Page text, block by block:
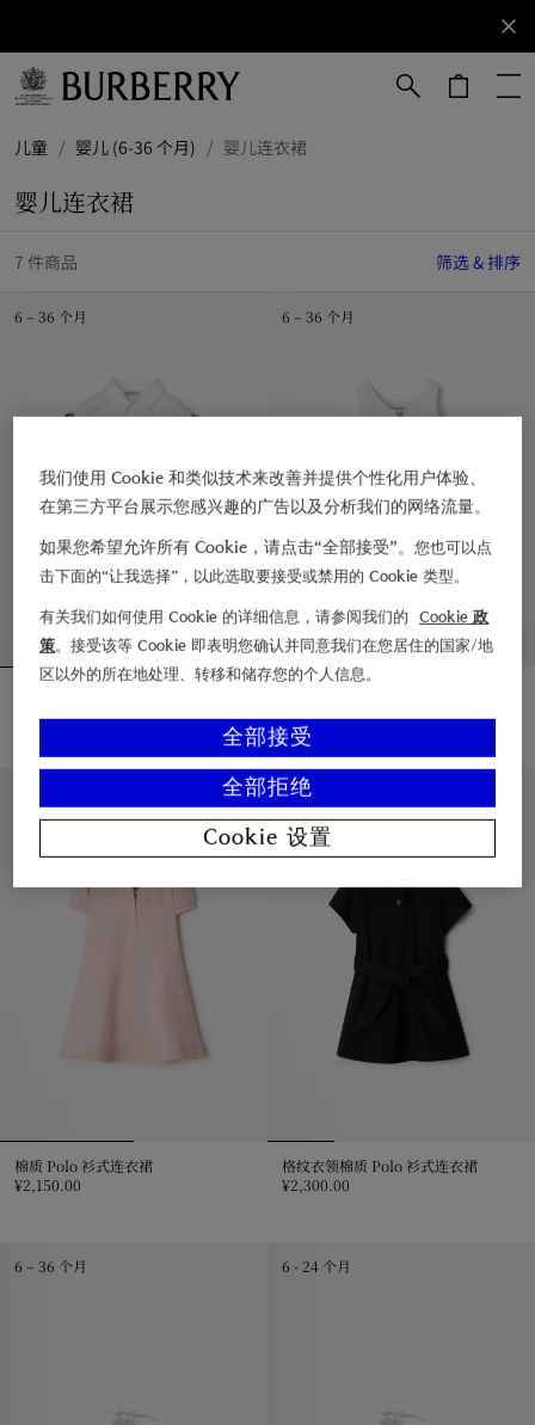
订阅获取
Burberry
品牌资
儿童 / 婴儿 (6-36 个月) / 婴儿连衣裙
婴儿连衣裙
7 件商品 筛选 & 排序
6 – 36 个月
格纹装饰棉质衬衫式连衣裙, ¥2,900.00
6 – 36 个月
格纹装饰棉质连衣裙, ¥2,650.00
棉质 Polo 衫式连衣裙
¥2,150.00
6 - 24 个月
格纹衣领棉质 Polo 衫式连衣裙
¥2,300.00
6 – 36 个月 6 - 24 个月
我们使用 Cookie 和类似技术来改善并提供个性化用户体验、
在第三方平台展示您感兴趣的广告以及分析我们的网络流量。
如果您希望允许所有 Cookie，请点击“全部接受”。您也可以点
击下面的“让我选择”，以此选取要接受或禁用的 Cookie 类型。
有关我们如何使用 Cookie 的详细信息，请参阅我们的 Cookie 政
策。接受该等 Cookie 即表明您确认并同意我们在您居住的国家/地
区以外的所在地处理、转移和储存您的个人信息。
全部拒绝
全部接受
Cookie 设置